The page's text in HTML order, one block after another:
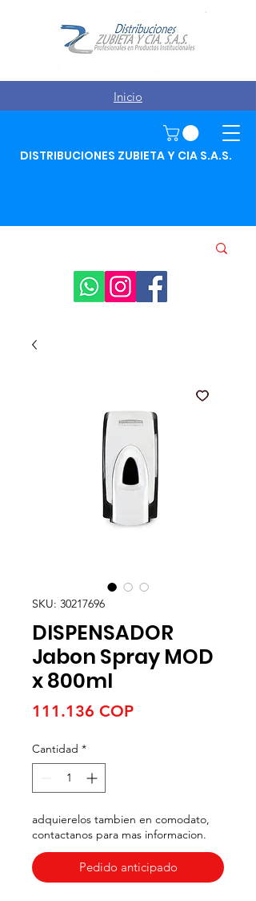
Inicio
DISTRIBUCIONES ZUBIETA Y CIA S.A.S.
SKU: 30217696
DISPENSADOR
Jabon Spray MOD
x 800ml
111.136 COPPrecio
Cantidad *
adquierelos tambien en comodato,
contactanos para mas informacion.
Pedido anticipado